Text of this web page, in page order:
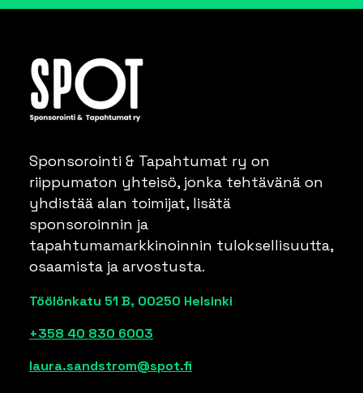
Sponsorointi & Tapahtumat ry on
riippumaton yhteisö, jonka tehtävänä on
yhdistää alan toimijat, lisätä
sponsoroinnin ja
tapahtumamarkkinoinnin tuloksellisuutta,
osaamista ja arvostusta.
Töölönkatu 51 B, 00250 Helsinki
+358 40 830 6003
laura.sandstrom@spot.fi